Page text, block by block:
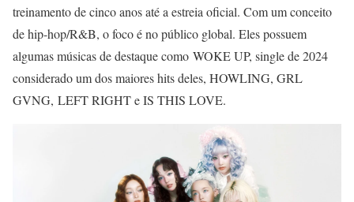
treinamento de cinco anos até a estreia oficial. Com um conceito
de hip-hop/R&B, o foco é no público global. Eles possuem
algumas músicas de destaque como WOKE UP, single de 2024
considerado um dos maiores hits deles, HOWLING, GRL
GVNG, LEFT RIGHT e IS THIS LOVE.